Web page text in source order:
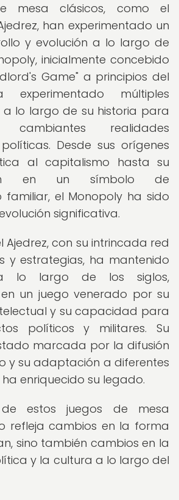
mesa clásicos, como el
han experimentado un
y evolución a lo largo de
inicialmente concebido
Game" a principios del
múltiples
a lo largo de su historia para
realidades
Desde sus orígenes
al capitalismo hasta su
en un símbolo de
familiar, el Monopoly ha sido
significativa.
Ajedrez, con su intrincada red
y estrategias, ha mantenido
lo largo de los siglos,
un juego venerado por su
y su capacidad para
políticos y militares. Su
marcada por la difusión
y su adaptación a diferentes
enriquecido su legado.
estos juegos de mesa
refleja cambios en la forma
sino también cambios en la
y la cultura a lo largo del